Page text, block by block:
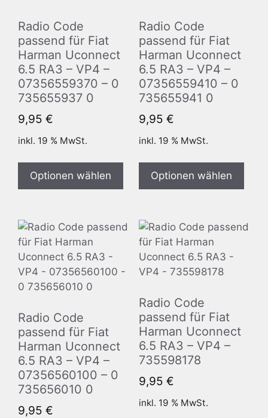
Radio Code
passend für Fiat
Harman Uconnect
6.5 RA3 – VP4 –
07356559370 – 0
735655937 0
9,95 €
inkl. 19 % MwSt.
Optionen wählen
Radio Code
passend für Fiat
Harman Uconnect
6.5 RA3 – VP4 –
07356559410 – 0
735655941 0
9,95 €
inkl. 19 % MwSt.
Optionen wählen
Radio Code
passend für Fiat
Harman Uconnect
6.5 RA3 – VP4 –
07356560100 – 0
735656010 0
9,95 €
Radio Code
passend für Fiat
Harman Uconnect
6.5 RA3 – VP4 –
735598178
9,95 €
inkl. 19 % MwSt.